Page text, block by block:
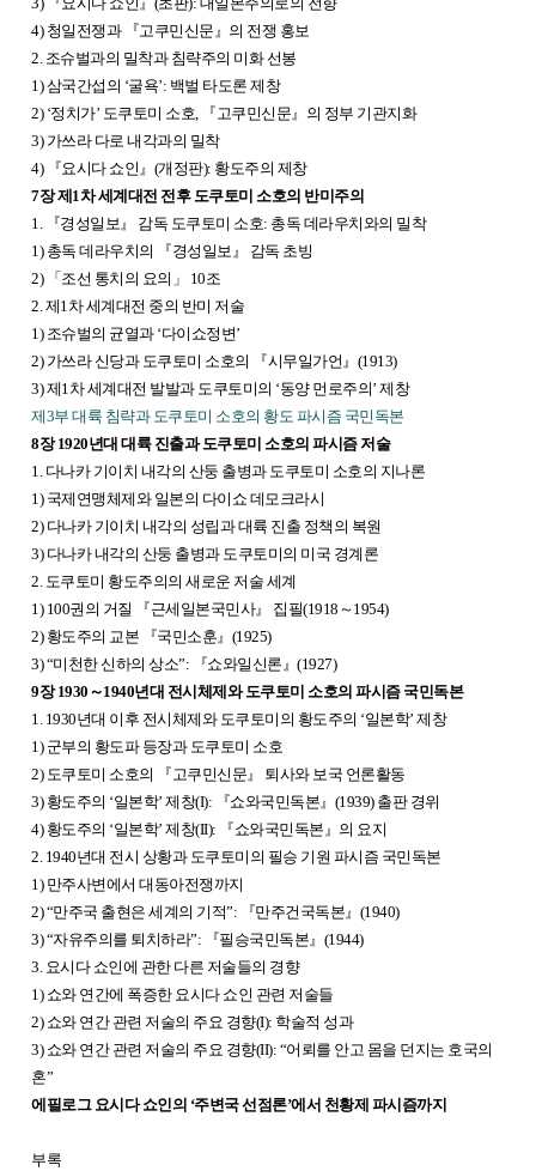
4) 청일전쟁과
『고쿠민신문 』 의 전쟁 홍보
2. 조슈벌과의 밀착과 침략주의 미화 선봉
1) 삼국간섭의 ‘굴욕’: 백벌 타도론 제창
2) ‘정치가’ 도쿠토미 소호,
『 고쿠민신문 』 의 정부 기관지화
3) 가쓰라 다로 내각과의 밀착
4)
『요시다 쇼인 』 (개정판): 황도주의 제창
7장 제1차 세계대전 전후 도쿠토미 소호의 반미주의
1. 『경성일보』 감독 도쿠토미 소호: 총독 데라우치와의 밀착
1) 총독 데라우치의
『경성일보 』
감독 초빙
2) 「 조선 통치의 요의 」
10조
2. 제1차 세계대전 중의 반미 저술
1) 조슈벌의 균열과 ‘다이쇼정변’
2) 가쓰라 신당과 도쿠토미 소호의
『시무일가언 』 (1913)
3) 제1차 세계대전 발발과 도쿠토미의 ‘동양 먼로주의’ 제창
제3부 대륙 침략과 도쿠토미 소호의 황도 파시즘 국민독본
8장 1920년대 대륙 진출과 도쿠토미 소호의 파시즘 저술
1. 다나카 기이치 내각의 산둥 출병과 도쿠토미 소호의 지나론
1) 국제연맹체제와 일본의 다이쇼 데모크라시
2) 다나카 기이치 내각의 성립과 대륙 진출 정책의 복원
3) 다나카 내각의 산둥 출병과 도쿠토미의 미국 경계론
2. 도쿠토미 황도주의의 새로운 저술 세계
1) 100권의 거질
『근세일본국민사』
집필(1918～1954)
2) 황도주의 교본
『국민소훈 』 (1925)
3) “미천한 신하의 상소”:
『쇼와일신론 』(1927)
9장 1930～1940년대 전시체제와 도쿠토미 소호의 파시즘 국민독본
1. 1930년대 이후 전시체제와 도쿠토미의 황도주의 ‘일본학’ 제창
1) 군부의 황도파 등장과 도쿠토미 소호
2) 도쿠토미 소호의
『 고쿠민신문 』
퇴사와 보국 언론활동
3) 황도주의 ‘일본학’ 제창(I):
『쇼와국민독본 』 (1939) 출판 경위
4) 황도주의 ‘일본학’ 제창(II):
『쇼와국민독본 』 의 요지
2. 1940년대 전시 상황과 도쿠토미의 필승 기원 파시즘 국민독본
1) 만주사변에서 대동아전쟁까지
2) “만주국 출현은 세계의 기적”:
『만주건국독본 』 (1940)
3) “자유주의를 퇴치하라”:
『필승국민독본 』 (1944)
3. 요시다 쇼인에 관한 다른 저술들의 경향
1) 쇼와 연간에 폭증한 요시다 쇼인 관련 저술들
2) 쇼와 연간 관련 저술의 주요 경향(I): 학술적 성과
3) 쇼와 연간 관련 저술의 주요 경향(II): “어뢰를 안고 몸을 던지는 호국의
혼”
에필로그 요시다 쇼인의 ‘주변국 선점론’에서 천황제 파시즘까지
부록